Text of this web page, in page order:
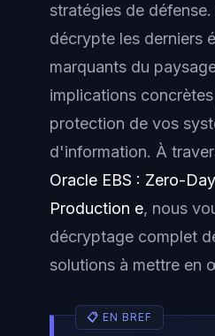
stratégies de
décrypte les derniers
marquants du
implications
protection de vos
d'information. À
Oracle EBS : Zero-
Production e, nous
décryptage complet
solutions à mettre en